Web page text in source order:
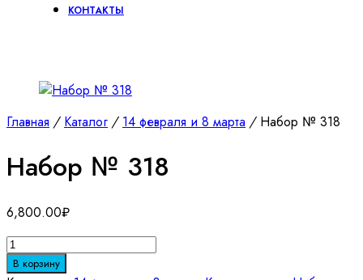
КОНТАКТЫ
Главная / Каталог / 14 февраля и 8 марта /Набор № 318
Набор № 318
6,800.00₽
Количество
товара
В корзину